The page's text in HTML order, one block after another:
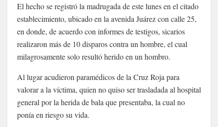
El hecho se registró la madrugada de este lunes en el citado
establecimiento, ubicado en la avenida Juárez con calle 25,
en donde, de acuerdo con informes de testigos, sicarios
realizaron más de 10 disparos contra un hombre, el cual
milagrosamente solo resultó herido en un hombro.
Al lugar acudieron paramédicos de la Cruz Roja para
valorar a la víctima, quien no quiso ser trasladada al hospital
general por la herida de bala que presentaba, la cual no
ponía en riesgo su vida.